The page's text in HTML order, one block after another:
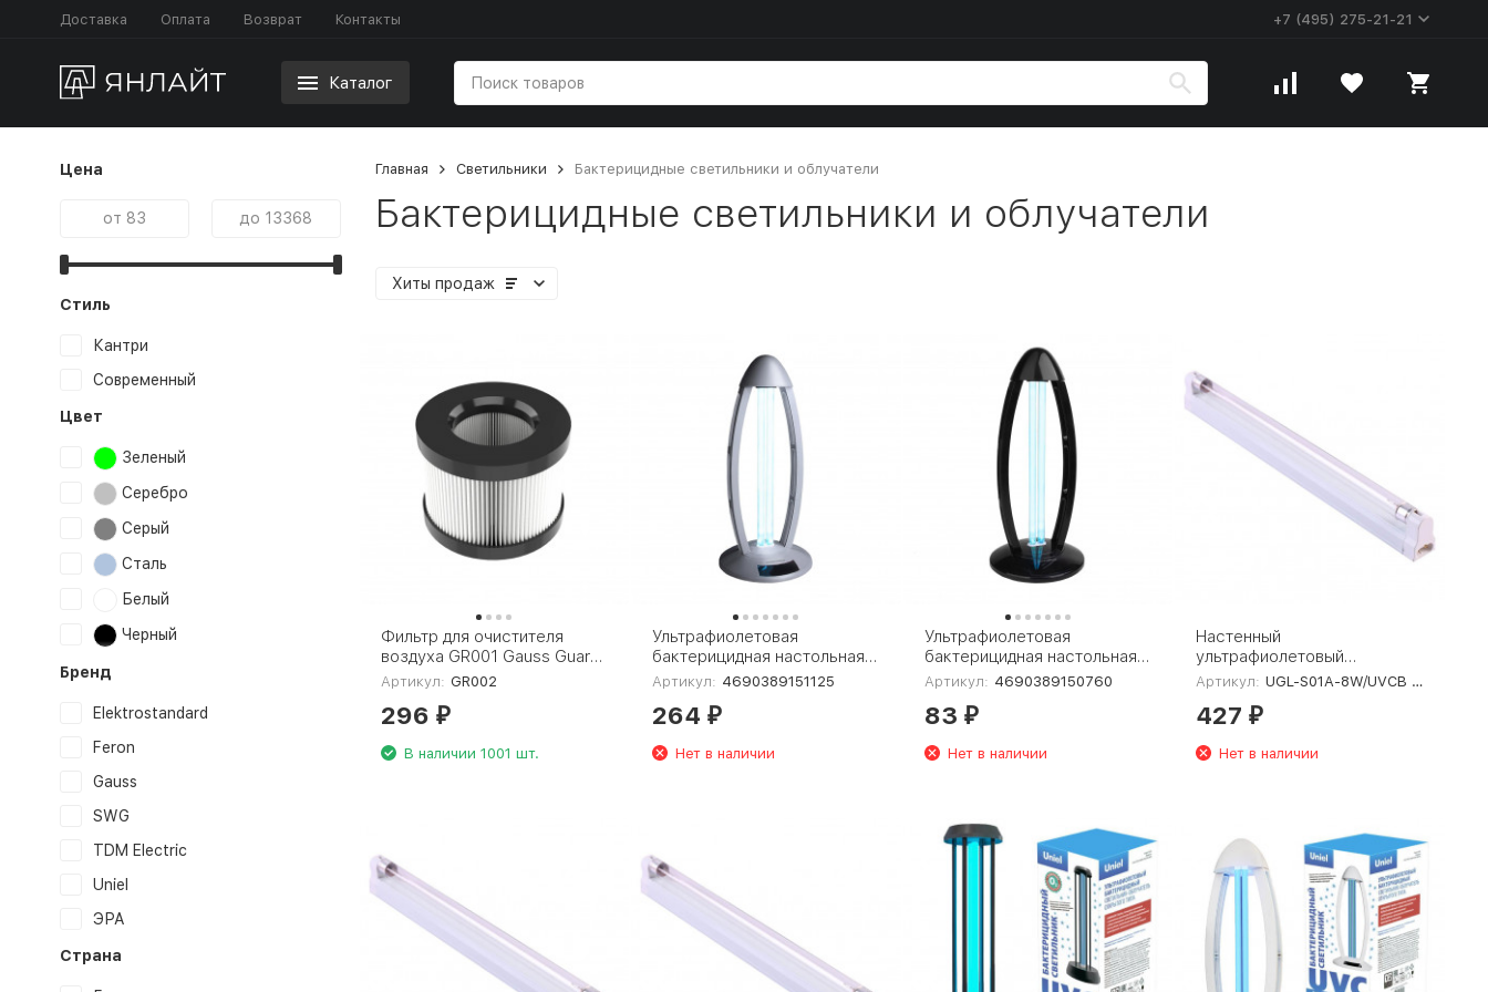
Доставка Оплата Возврат Контакты +7 (495) 275-21-21
Каталог
Главная Светильники Бактерицидные светильники и облучатели
Бактерицидные светильники и облучатели
Хиты продаж
Фильтр для очистителя
воздуха GR001 Gauss Guard
GR002
Артикул: GR002
296 ₽
В наличии 1001 шт.
Ультрафиолетовая
бактерицидная настольная
лампа Elektrostandard UVL-
Артикул: 4690389151125
264 ₽
Нет в наличии
Ультрафиолетовая
бактерицидная настольная
лампа Elektrostandard UVL-
Артикул: 4690389150760
83 ₽
Нет в наличии
Настенный
ультрафиолетовый
бактерицидный светильник
White UL-00007267
Артикул: UGL-S01A-8W/UVCB White
427 ₽
Нет в наличии
Цена
Стиль
Кантри
Современный
Цвет
Зеленый
Серебро
Серый
Сталь
Белый
Черный
Бренд
Elektrostandard
Feron
Gauss
SWG
TDM Electric
Uniel
ЭРА
Страна